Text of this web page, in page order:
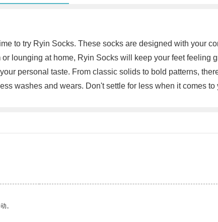
to try Ryin Socks. These socks are designed with your
lounging at home, Ryin Socks will keep your feet feeling
personal taste. From classic solids to bold patterns,
washes and wears. Don't settle for less when it comes
。